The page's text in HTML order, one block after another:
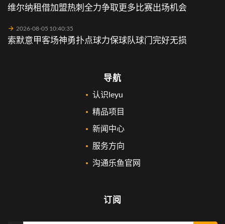
维尔纳租借加盟热刺全力争取更多比赛出场机会
2026-08-05 10:40:35
索默意甲客场神勇扑点球力保球队球门完好无损
导航
认识leyu
精品项目
新闻中心
服务方向
沟通乐鱼官网
订阅